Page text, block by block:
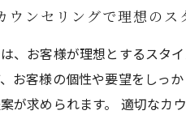
ウンセリングで理想のス
、お客様が理想とするスタ
お客様の個性や要望をしっ
が求められます。 適切なカ